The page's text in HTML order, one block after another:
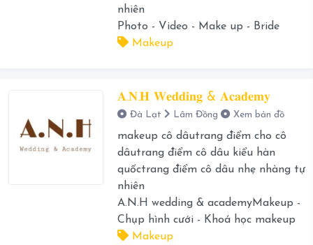
nhiên
Photo - Video - Make up - Bride
Makeup
𝐀.𝐍.𝐇 𝐖𝐞𝐝𝐝𝐢𝐧𝐠 & 𝐀𝐜𝐚𝐝𝐞𝐦𝐲
Đà Lạt Lâm Đồng Xem bản đồ
makeup cô dâutrang điểm cho cô
dâutrang điểm cô dâu kiểu hàn
quốctrang điểm cô dâu nhẹ nhàng tự
nhiên
A.N.H wedding & academyMakeup -
Chụp hình cưới - Khoá học makeup
Makeup